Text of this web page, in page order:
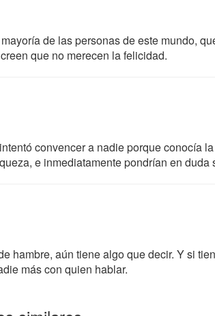
de las personas de este mundo,
que no merecen la felicidad.
convencer a nadie porque conocía
e inmediatamente pondrían en duda
hambre, aún tiene algo que decir. Y si
más con quien hablar.